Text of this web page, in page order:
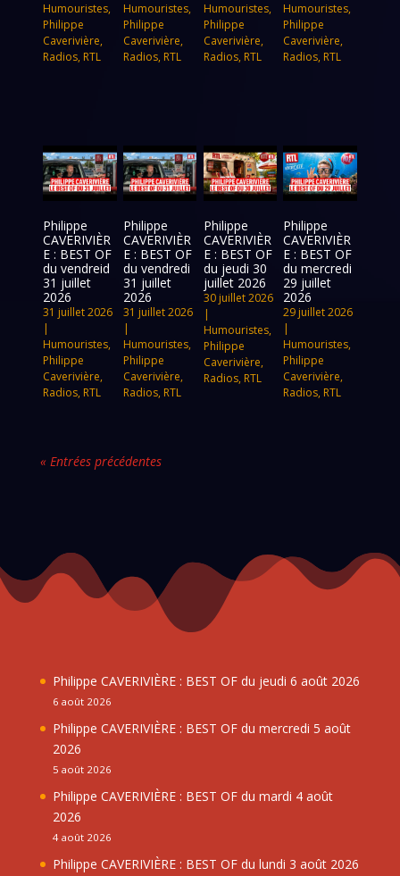
Humouristes,
Philippe
Caverivière,
Radios, RTL
Humouristes,
Philippe
Caverivière,
Radios, RTL
Humouristes,
Philippe
Caverivière,
Radios, RTL
Humouristes,
Philippe
Caverivière,
Radios, RTL
Philippe
CAVERIVIÈR
E : BEST OF
du vendreid
31 juillet
2026
31 juillet 2026
|
Humouristes,
Philippe
Caverivière,
Radios, RTL
Philippe
CAVERIVIÈR
E : BEST OF
du vendredi
31 juillet
2026
31 juillet 2026
|
Humouristes,
Philippe
Caverivière,
Radios, RTL
Philippe
CAVERIVIÈR
E : BEST OF
du jeudi 30
juillet 2026
30 juillet 2026
|
Humouristes,
Philippe
Caverivière,
Radios, RTL
Philippe
CAVERIVIÈR
E : BEST OF
du mercredi
29 juillet
2026
29 juillet 2026
|
Humouristes,
Philippe
Caverivière,
Radios, RTL
« Entrées précédentes
Philippe CAVERIVIÈRE : BEST OF du jeudi 6 août 2026
6 août 2026
Philippe CAVERIVIÈRE : BEST OF du mercredi 5 août
2026
5 août 2026
Philippe CAVERIVIÈRE : BEST OF du mardi 4 août
2026
4 août 2026
Philippe CAVERIVIÈRE : BEST OF du lundi 3 août 2026